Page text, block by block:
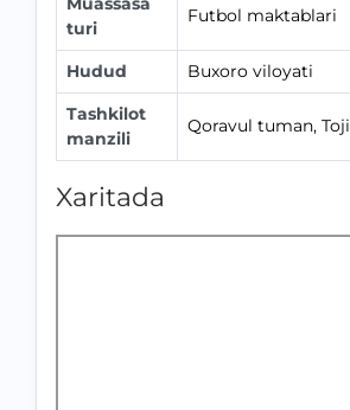
turi
Futbol maktablari
Hudud
Buxoro viloyati
Tashkilot
manzili
Qoravul tuman,
Xaritada